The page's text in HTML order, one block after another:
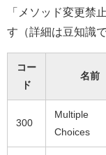
「メソッド変更禁
す（詳細は豆知識
コー
ド
名前
300
Multiple
Choices